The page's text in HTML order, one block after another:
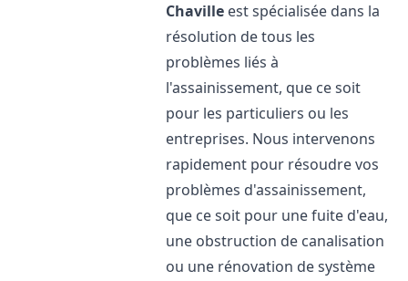
Chaville est spécialisée dans la
résolution de tous les
problèmes liés à
l'assainissement, que ce soit
pour les particuliers ou les
entreprises. Nous intervenons
rapidement pour résoudre vos
problèmes d'assainissement,
que ce soit pour une fuite d'eau,
une obstruction de canalisation
ou une rénovation de système